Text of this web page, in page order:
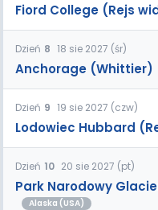
Fiord College (Rejs
Dzień 8 18 sie 2027 (śr)
Anchorage (Whittier)
Dzień 9 19 sie 2027 (czw)
Lodowiec Hubbard
Dzień 10 20 sie 2027 (pt)
Park Narodowy
Alaska (USA)